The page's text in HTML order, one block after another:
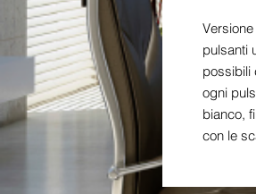
pulsanti
possibili
ogni
bianco,
con le